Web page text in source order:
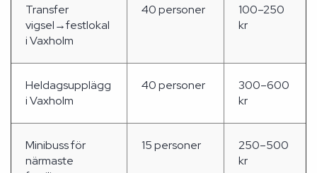
Transfer
vigsel→festlokal
i Vaxholm
40 personer
100–250
kr
Heldagsupplägg
i Vaxholm
40 personer
300–600
kr
Minibuss för
närmaste
15 personer
250–500
kr